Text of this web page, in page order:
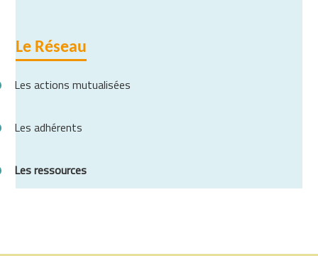
Le Réseau
Les actions mutualisées
Les adhérents
Les ressources